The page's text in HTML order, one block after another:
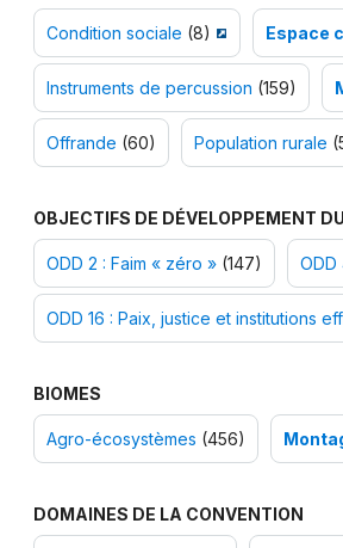
Condition sociale (8) Espace
Instruments de percussion (159)
Offrande (60) Population rurale
OBJECTIFS DE DÉVELOPPEMENT
ODD 2 : Faim « zéro »(147) ODD
ODD 16 : Paix, justice et institutions
BIOMES
Agro-écosystèmes (456)
DOMAINES DE LA CONVENTION